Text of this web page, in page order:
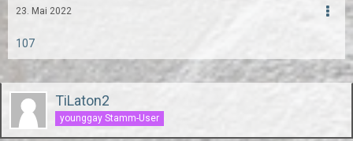
23. Mai 2022
107
TiLaton2
younggay Stamm-User